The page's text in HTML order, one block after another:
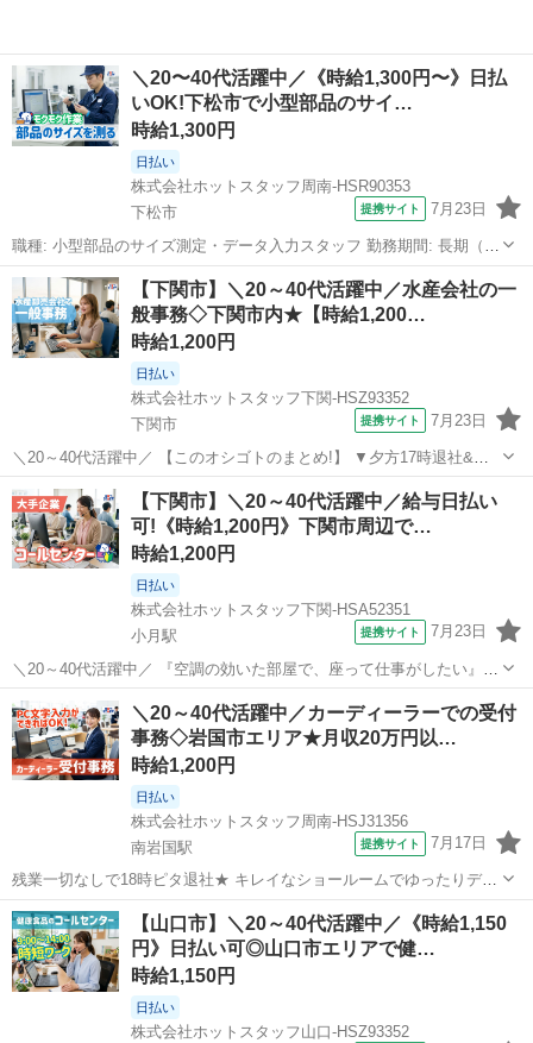
＼20〜40代活躍中／《時給1,300円〜》日払
いOK!下松市で小型部品のサイ…
時給1,300円
日払い
株式会社ホットスタッフ周南-HSR90353
下松市
提携サイト 7月23日
職種: 小型部品のサイズ測定・データ入力スタッフ 勤務期間: 長期（3
ヶ月以上） 仕事内容: 半導体装置に使われる、小さな部品のサイズを
チェックする検査のお仕事です。 《 作業手順はこちら! 》 (1)ノギスな
どの専...
山口 下松市 一般事務
【下関市】＼20～40代活躍中／水産会社の一
般事務◇下関市内★【時給1,200…
時給1,200円
日払い
株式会社ホットスタッフ下関-HSZ93352
下関市
提携サイト 7月23日
＼20～40代活躍中／ 【このオシゴトのまとめ!】 ▼夕方17時退社&残
業ほぼなし! 仕事終わりのプライベート時間もしっかり満喫♪ ▼週休3
日の週もあります! 平日1日&日祝休みなので、 祝日がある週は3日休め
ちゃい...
山口 下関市 一般事務
【下関市】＼20～40代活躍中／給与日払い
可!《時給1,200円》下関市周辺で…
時給1,200円
日払い
株式会社ホットスタッフ下関-HSA52351
小月駅
提携サイト 7月23日
＼20～40代活躍中／ 『空調の効いた部屋で、座って仕事がしたい』
そんな希望を叶えられる"座り仕事"です♪ 大手企業ならではの落ち着い
た環境で、 無理なく安定して働きたい方にピッタリ★ ＼このオシゴト
のまとめ!♪/ ▼快...
山口 下関市 電話対応
＼20～40代活躍中／カーディーラーでの受付
事務◇岩国市エリア★月収20万円以…
時給1,200円
日払い
株式会社ホットスタッフ周南-HSJ31356
南岩国駅
提携サイト 7月17日
残業一切なしで18時ピタ退社★ キレイなショールームでゆったりデス
クワーク♪ ★このオシゴトのまとめ!★ ▼毎日定時退社! 18時に退勤で
きるので寄り道しやすい! お仕事後の予定も充実します◎ ▼2ヶ月に1
回リフレッシュ...
山口 南岩国駅 受付
【山口市】＼20～40代活躍中／《時給1,150
円》日払い可◎山口市エリアで健…
時給1,150円
日払い
株式会社ホットスタッフ山口-HSZ93352